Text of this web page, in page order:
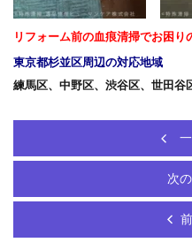
リフォーム前の血痕清掃でお困り
東京都杉並区周辺の対応地域
練馬区、中野区、渋谷区、世田谷
次